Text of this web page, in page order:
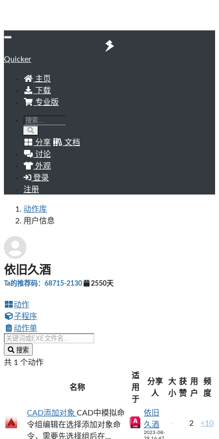
Quicker
主页
下载
专业版
分享
文档
讨论
外观
登录
注册
动作库
用户信息
依旧久酒
Ta的推荐码：68715-2130 2550天
动作
子程序
动作单
搜索
共 1 个动作
名称
适
用
于
分享
人
大
小
获
赞
用
户
频
度
CAD添加对象 CAD中模拟命
令组编辑在选择添加对象命
令，需要先选择组后在...
依旧
久酒
2023-08-
2 <10